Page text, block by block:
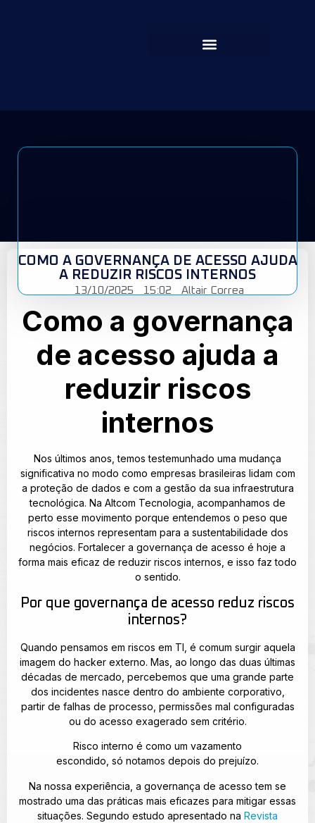
COMO A GOVERNANÇA DE ACESSO AJUDA
A REDUZIR RISCOS INTERNOS
13/10/2025 15:02 Altair Correa
Como a governança
de acesso ajuda a
reduzir riscos
internos
Nos últimos anos, temos testemunhado uma mudança
significativa no modo como empresas brasileiras lidam com
a proteção de dados e com a gestão da sua infraestrutura
tecnológica. Na Altcom Tecnologia, acompanhamos de
perto esse movimento porque entendemos o peso que
riscos internos representam para a sustentabilidade dos
negócios. Fortalecer a governança de acesso é hoje a
forma mais eficaz de reduzir riscos internos, e isso faz todo
o sentido.
Por que governança de acesso reduz riscos
internos?
Quando pensamos em riscos em TI, é comum surgir aquela
imagem do hacker externo. Mas, ao longo das duas últimas
décadas de mercado, percebemos que uma grande parte
dos incidentes nasce dentro do ambiente corporativo,
partir de falhas de processo, permissões mal configuradas
ou do acesso exagerado sem critério.
Risco interno é como um vazamento
escondido, só notamos depois do prejuízo.
Na nossa experiência, a governança de acesso tem se
mostrado uma das práticas mais eficazes para mitigar essas
situações. Segundo estudo apresentado na Revista